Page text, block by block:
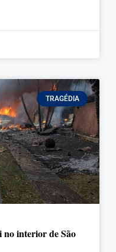
TRAGÉDIA
no interior de São